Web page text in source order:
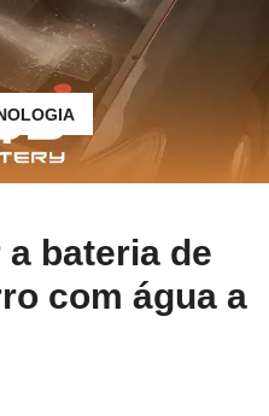
bateria de
com água a